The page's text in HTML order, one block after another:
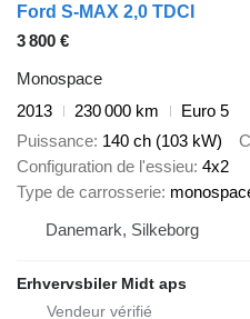
Ford S-MAX 2,0 TDCI
3 800 €
Monospace
2013
230 000 km
Euro 5
Puissance 140 ch (103 kW)
Configuration de l'essieu 4x2
Type de carrosserie
Danemark, Silkeborg
Erhvervsbiler Midt aps